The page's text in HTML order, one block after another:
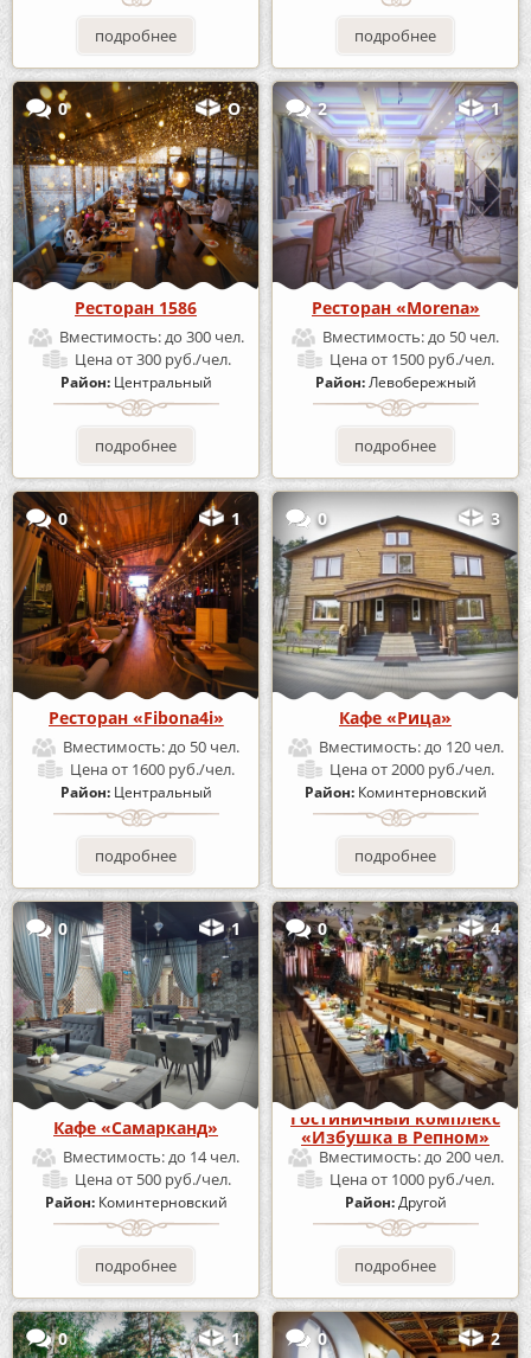
подробнее подробнее
0 О
Ресторан 1586
Вместимость:до 300 чел.
Ценаот 300 руб./чел.
Район: Центральный
подробнее
2 1
Ресторан «Morena»
Вместимость:до 50 чел.
Ценаот 1500 руб./чел.
Район:Левобережный
подробнее
0 1
Ресторан «Fibona4i»
Вместимость:до 50 чел.
Ценаот 1600 руб./чел.
Район: Центральный
подробнее
0 3
Кафе «Рица»
Вместимость:до 120 чел.
Ценаот 2000 руб./чел.
Район: Коминтерновский
подробнее
0 1
Кафе «Самарканд»
Вместимость: до 14 чел.
Ценаот 500 руб./чел.
Район: Коминтерновский
подробнее
0 4
Гостиничный комплекс
«Избушка в Репном»
Вместимость: до 200 чел.
Ценаот 1000 руб./чел.
Район:Другой
подробнее
0 1 0 2